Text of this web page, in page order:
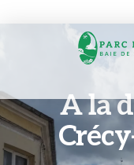
A la